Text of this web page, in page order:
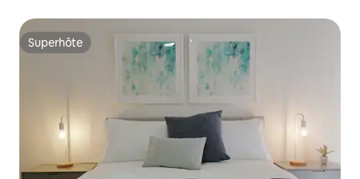
Superhôte
Superhôte